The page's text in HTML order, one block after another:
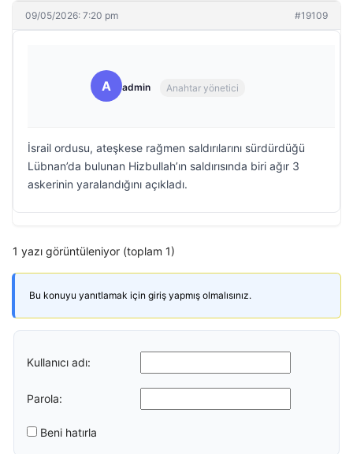
09/05/2026: 7:20 pm #19109
A admin Anahtar yönetici
İsrail ordusu, ateşkese rağmen saldırılarını sürdürdüğü
Lübnan’da bulunan Hizbullah’ın saldırısında biri ağır 3
askerinin yaralandığını açıkladı.
1 yazı görüntüleniyor (toplam 1)
Bu konuyu yanıtlamak için giriş yapmış olmalısınız.
Kullanıcı adı:
Parola:
Beni hatırla